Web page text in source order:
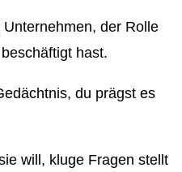
der Rolle
hast.
du prägst es
will, kluge Fragen stellt